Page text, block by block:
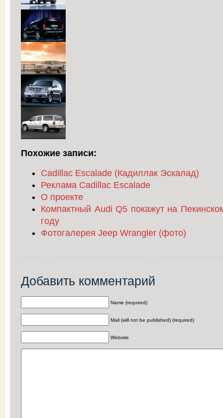
Похожие записи:
Cadillac Escalade (Кадиллак Эскалад)
Реклама Cadillac Escalade
О проекте
Компактный Audi Q5 покажут на
году
Фотогалерея Jeep Wrangler (фото)
Добавить комментарий
Name (required)
Mail (will not be published) (required)
Website